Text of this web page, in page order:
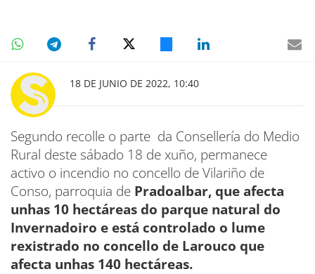
18 DE JUNIO DE 2022, 10:40
Segundo recolle o parte da Consellería do Medio
Rural deste sábado 18 de xuño, permanece
activo o incendio no concello de Vilariño de
Conso, parroquia de Pradoalbar, que afecta
unhas 10 hectáreas do parque natural do
Invernadoiro e está controlado o lume
rexistrado no concello de Larouco que
afecta unhas 140 hectáreas.